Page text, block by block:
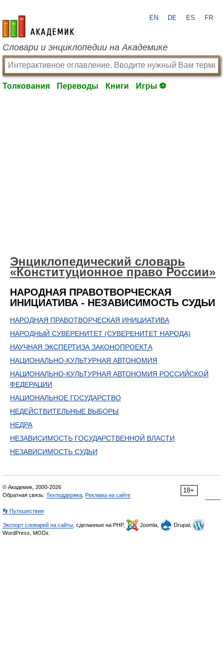
academic.ru
EN DE ES FR
Словари и энциклопедии на Академике
Толкования Переводы Книги Игры ⚽
Энциклопедический словарь
«Конституционное право России»
НАРОДНАЯ ПРАВОТВОРЧЕСКАЯ
ИНИЦИАТИВА - НЕЗАВИСИМОСТЬ СУДЬИ
НАРОДНАЯ ПРАВОТВОРЧЕСКАЯ ИНИЦИАТИВА
НАРОДНЫЙ СУВЕРЕНИТЕТ (СУВЕРЕНИТЕТ НАРОДА)
НАУЧНАЯ ЭКСПЕРТИЗА ЗАКОНОПРОЕКТА
НАЦИОНАЛЬНО-КУЛЬТУРНАЯ АВТОНОМИЯ
НАЦИОНАЛЬНО-КУЛЬТУРНАЯ АВТОНОМИЯ РОССИЙСКОЙ
ФЕДЕРАЦИИ
НАЦИОНАЛЬНОЕ ГОСУДАРСТВО
НЕДЕЙСТВИТЕЛЬНЫЕ ВЫБОРЫ
НЕДРА
НЕЗАВИСИМОСТЬ ГОСУДАРСТВЕННОЙ ВЛАСТИ
НЕЗАВИСИМОСТЬ СУДЬИ
18+
© Академик, 2000-2026
Обратная связь: Техподдержка Реклама на сайте
👣 Путешествия
Экспорт словарей на сайты , сделанные на PHP, Joomla,
Drupal,
WordPress, MODx.